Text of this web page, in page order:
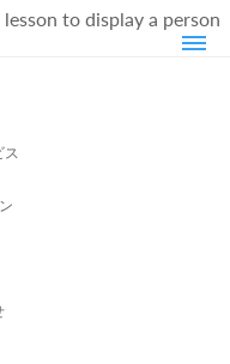
to display a person
ス